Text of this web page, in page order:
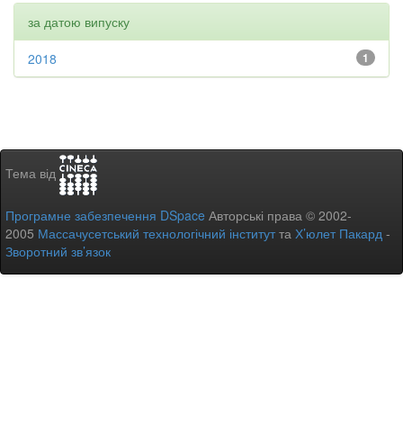
за датою випуску
1
2018
Тема від
Програмне забезпечення DSpace Авторські права © 2002-
2005 Массачусетський технологічний інститутта Х’юлет Пакард -
Зворотний зв’язок